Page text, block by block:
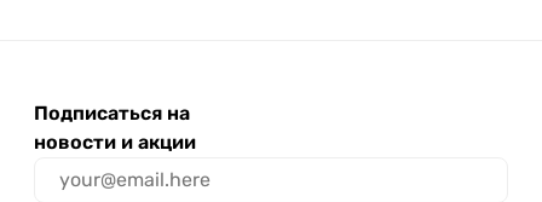
Подписаться на
новости и акции